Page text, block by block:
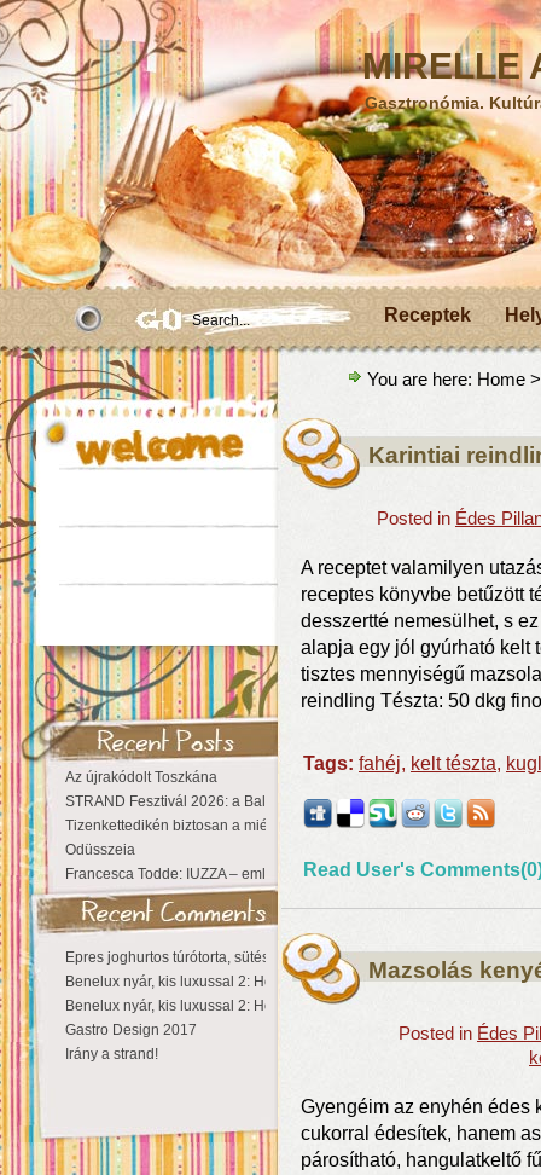
MIRELLE
Gasztronómia.
Receptek
Az újrakódolt Toszkána
STRAND Fesztivál 2026: a Balaton partján a nyár még tart!
Tizenkettedikén biztosan a miénk a Sziget!
Odüsszeia
Francesca Todde: IUZZA – emlékezet, táj és irodalom találkozása a Mai
Epres joghurtos túrótorta, sütés nélkül
Benelux nyár, kis luxussal 2: Hollandia
Benelux nyár, kis luxussal 2: Hollandia
Gastro Design 2017
Irány a strand!
You are here: Home
Karintiai
Posted in Édes
A receptet valamilyen
receptes könyvbe betűzött
desszertté nemesülhet, s
alapja egy jól gyúrható kelt
tisztes mennyiségű
reindling Tészta: 50 dkg
Tags: fahéj, kelt tészta,
Read User's
Mazsolás
Posted in Édes
Gyengéim az enyhén édes
cukorral édesítek, hanem
párosítható, hangulatkeltő